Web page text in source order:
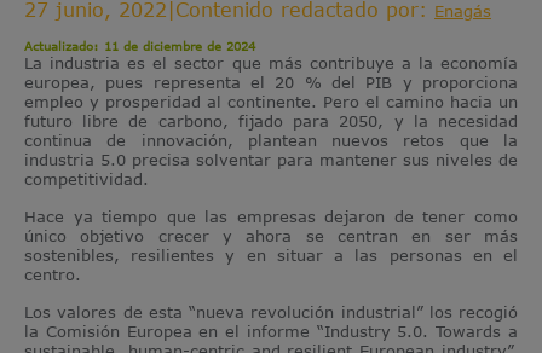
27 junio, 2022 Contenido redactado por: Enagás
Actualizado: 11 de diciembre de 2024
La industria es el sector que más contribuye a la economía
europea, pues representa el 20 % del PIB y proporciona
empleo y prosperidad al continente. Pero el camino hacia un
futuro libre de carbono, fijado para 2050, y la necesidad
continua de innovación, plantean nuevos retos que la
industria 5.0 precisa solventar para mantener sus niveles de
competitividad.
Hace ya tiempo que las empresas dejaron de tener como
único objetivo crecer y ahora se centran en ser más
sostenibles, resilientes y en situar a las personas en el
centro.
Los valores de esta “nueva revolución industrial” los recogió
la Comisión Europea en el informe “Industry 5.0. Towards a